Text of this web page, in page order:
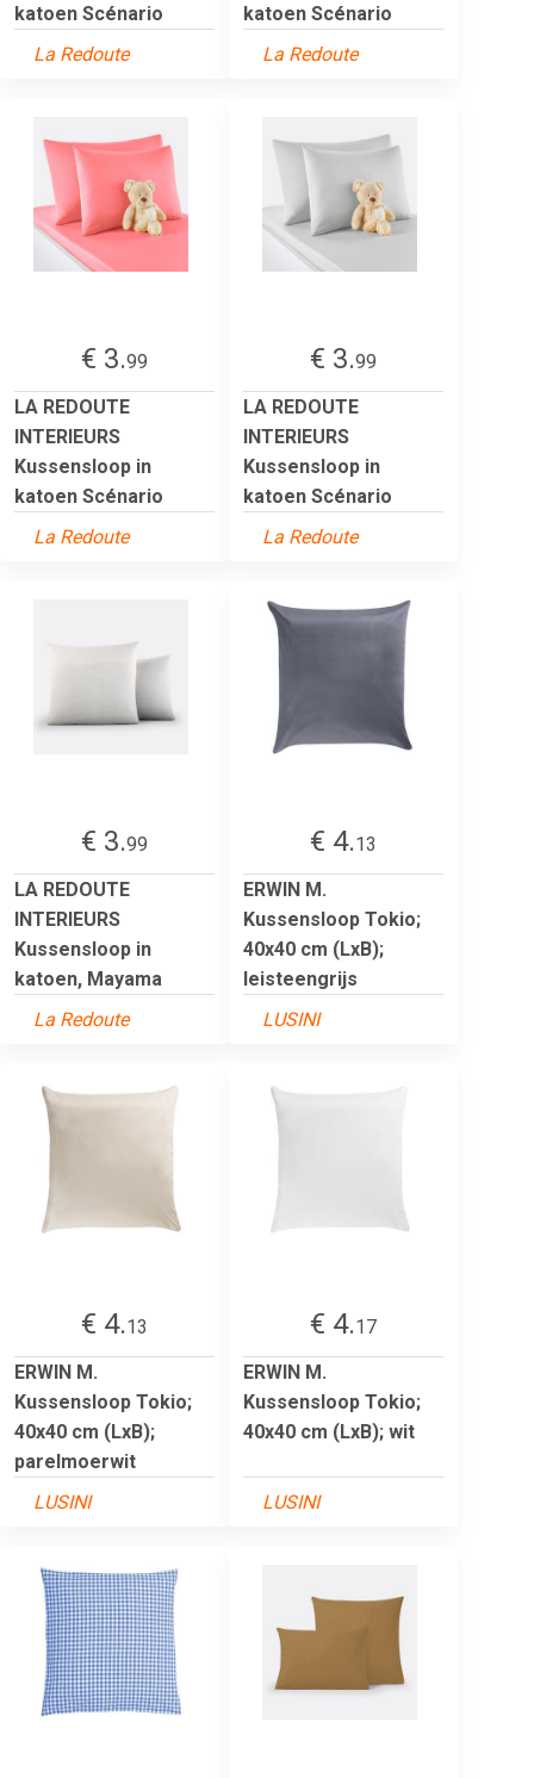
katoen Scénario
La Redoute
katoen Scénario
La Redoute
€ 3.99
LA REDOUTE
INTERIEURS
Kussensloop in
katoen Scénario
La Redoute
€ 3.99
LA REDOUTE
INTERIEURS
Kussensloop in
katoen Scénario
La Redoute
€ 3.99
LA REDOUTE
INTERIEURS
Kussensloop in
katoen, Mayama
La Redoute
€ 4.13
ERWIN M.
Kussensloop Tokio;
40x40 cm (LxB);
leisteengrijs
LUSINI
€ 4.13
ERWIN M.
Kussensloop Tokio;
40x40 cm (LxB);
parelmoerwit
LUSINI
€ 4.17
ERWIN M.
Kussensloop Tokio;
40x40 cm (LxB); wit
LUSINI